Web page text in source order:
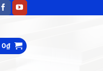
0₫